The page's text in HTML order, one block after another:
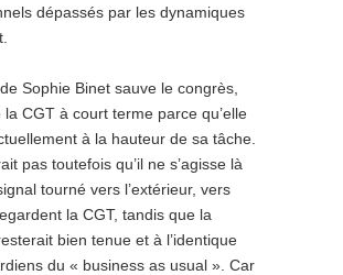
dépassés par les dynamiques
de Sophie Binet sauve le congrès,
la CGT à court terme parce qu’elle
à la hauteur de sa tâche.
pas toutefois qu’il ne s’agisse là
tourné vers l’extérieur, vers
la CGT, tandis que la
bien tenue et à l’identique
du « business as usual ». Car